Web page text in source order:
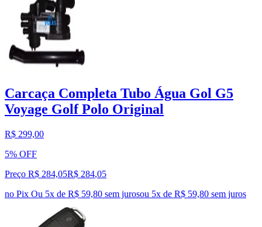
Carcaça Completa Tubo Água Gol G5
Voyage Golf Polo Original
R$ 299,00
5% OFF
Preço R$ 284,05R$ 284,05
no Pix Ou 5x de R$ 59,80 sem jurosou 5x de R$ 59,80 sem juros